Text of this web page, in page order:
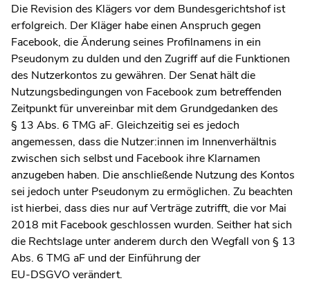
Die Revision des Klägers vor dem Bundesgerichtshof ist
erfolgreich. Der Kläger habe einen Anspruch gegen
Facebook, die Änderung seines Profilnamens in ein
Pseudonym zu dulden und den Zugriff auf die Funktionen
des Nutzerkontos zu gewähren. Der Senat hält die
Nutzungsbedingungen von Facebook zum betreffenden
Zeitpunkt für unvereinbar mit dem Grundgedanken des
§ 13 Abs. 6 TMG aF. Gleichzeitig sei es jedoch
angemessen, dass die Nutzer:innen im Innenverhältnis
zwischen sich selbst und Facebook ihre Klarnamen
anzugeben haben. Die anschließende Nutzung des Kontos
sei jedoch unter Pseudonym zu ermöglichen. Zu beachten
ist hierbei, dass dies nur auf Verträge zutrifft, die vor Mai
2018 mit Facebook geschlossen wurden. Seither hat sich
die Rechtslage unter anderem durch den Wegfall von § 13
Abs. 6 TMG aF und der Einführung der
EU-DSGVO verändert.